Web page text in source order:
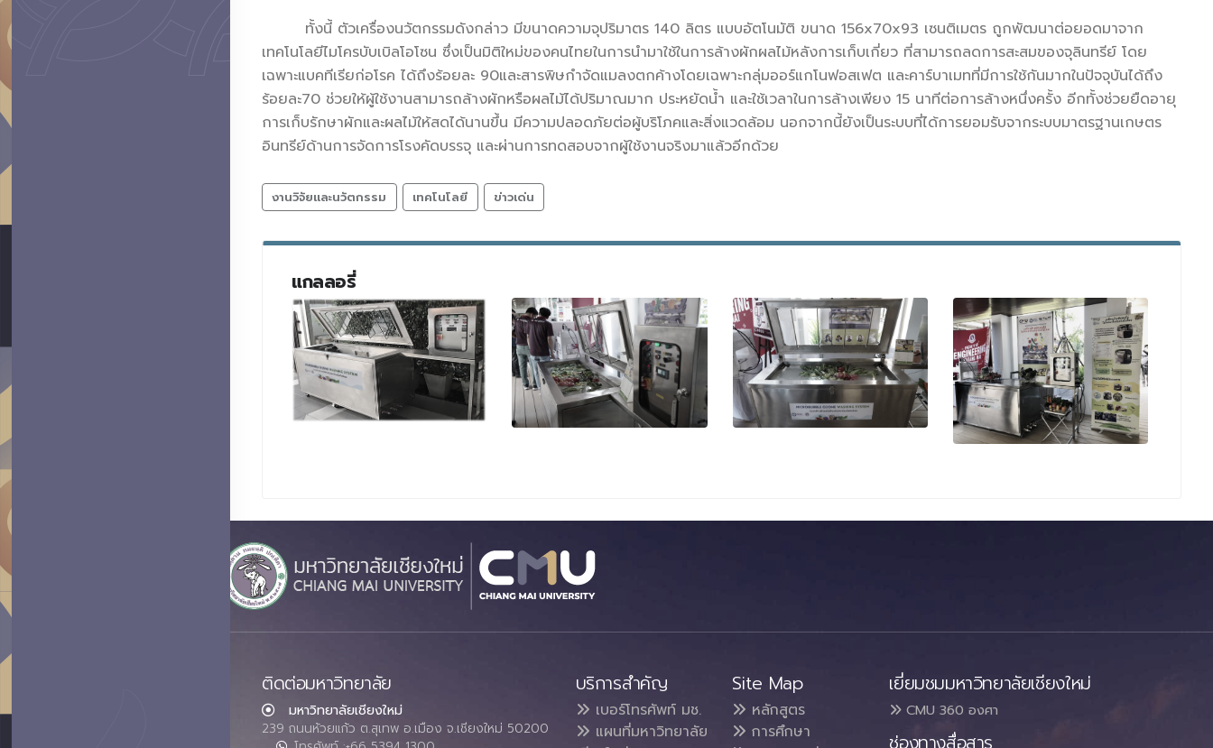
ทั้งนี้ ตัวเครื่องนวัตกรรมดังกล่าว มีขนาดความจุปริมาตร 140 ลิตร แบบอัตโนมัติ ขนาด 156x70x93 เซนติเมตร ถูกพัฒนาต่อยอดมาจาก
เทคโนโลยีไมโครบับเบิลโอโซน ซึ่งเป็นมิติใหม่ของคนไทยในการนำมาใช้ในการล้างผักผลไม้หลังการเก็บเกี่ยว ที่สามารถลดการสะสมของจุลินทรีย์ โดย
เฉพาะแบคทีเรียก่อโรค ได้ถึงร้อยละ 90และสารพิษกำจัดแมลงตกค้างโดยเฉพาะกลุ่มออร์แกโนฟอสเฟต และคาร์บาเมทที่มีการใช้กันมากในปัจจุบันได้ถึง
ร้อยละ70 ช่วยให้ผู้ใช้งานสามารถล้างผักหรือผลไม้ได้ปริมาณมาก ประหยัดน้ำ และใช้เวลาในการล้างเพียง 15 นาทีต่อการล้างหนึ่งครั้ง อีกทั้งช่วยยืดอายุ
การเก็บรักษาผักและผลไม้ให้สดได้นานขึ้น มีความปลอดภัยต่อผู้บริโภคและสิ่งแวดล้อม นอกจากนี้ยังเป็นระบบที่ได้การยอมรับจากระบบมาตรฐานเกษตร
อินทรีย์ด้านการจัดการโรงคัดบรรจุ และผ่านการทดสอบจากผู้ใช้งานจริงมาแล้วอีกด้วย
งานวิจัยและนวัตกรรม เทคโนโลยี ข่าวเด่น
แกลลอรี่
ติดต่อมหาวิทยาลัย
มหาวิทยาลัยเชียงใหม่
239 ถนนห้วยแก้ว ต.สุเทพ อ.เมือง จ.เชียงใหม่ 50200
บริการสำคัญ
เบอร์โทรศัพท์ มช.
แผนที่มหาวิทยาลัย
Site Map
หลักสูตร
การศึกษา
เยี่ยมชมมหาวิทยาลัยเชียงใหม่
CMU 360 องศา